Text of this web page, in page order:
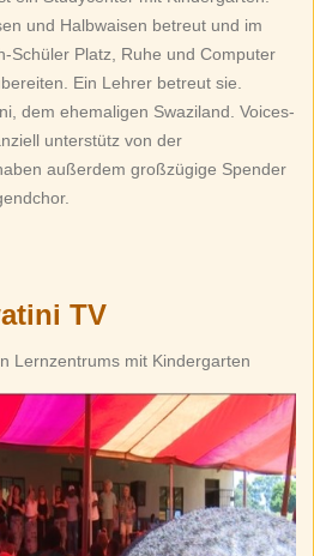
und Halbwaisen betreut und im
Schüler Platz, Ruhe und Computer
Ein Lehrer betreut sie.
dem ehemaligen Swaziland. Voices-
unterstütz von der
außerdem großzügige Spender
TV
Lernzentrums mit Kindergarten